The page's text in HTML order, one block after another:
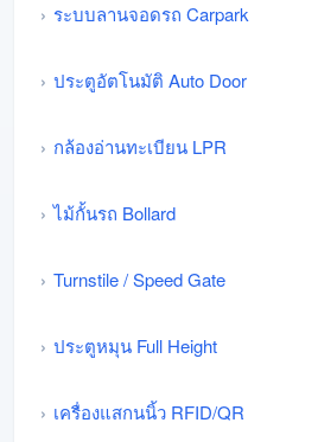
ระบบลานจอดรถ Carpark
ประตูอัตโนมัติ Auto Door
กล้องอ่านทะเบียน LPR
ไม้กั้นรถ Bollard
Turnstile / Speed Gate
ประตูหมุน Full Height
เครื่องแสกนนิ้ว RFID/QR